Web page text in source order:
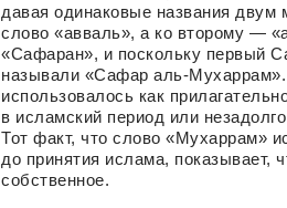
давая одинаковые названия
слово «авваль», а ко второму —
«Сафаран», и поскольку первый
называли «Сафар аль-
использовалось как
в исламский период или
Тот факт, что слово «Мухаррам»
до принятия ислама, показывает,
собственное.